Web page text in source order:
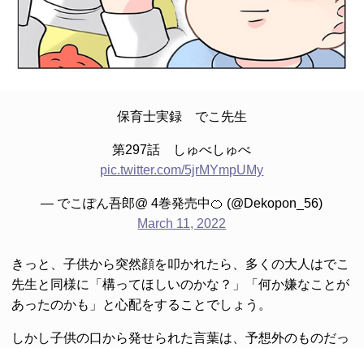
保育士実録 でこ先生
第297話 しゅべしゅべ
pic.twitter.com/5jrMYmpUMy
— でこぽん吾郎@ 4巻発売中🍊 (@Dekopon_56)
March 11, 2022
きっと、子供から突然顔を叩かれたら、多くの大人はでこ
先生と同様に「構ってほしいのかな？」「何か嫌なことが
あったのかも」と心配をすることでしょう。
しかし子供の口から発せられた言葉は、予想外のものだっ